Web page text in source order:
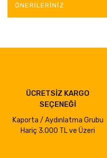
ÖNERILERINIZ
ÜCRETSİZ KARGO
SEÇENEĞİ
Kaporta / Aydınlatma Grubu
Hariç 3.000 TL ve Üzeri